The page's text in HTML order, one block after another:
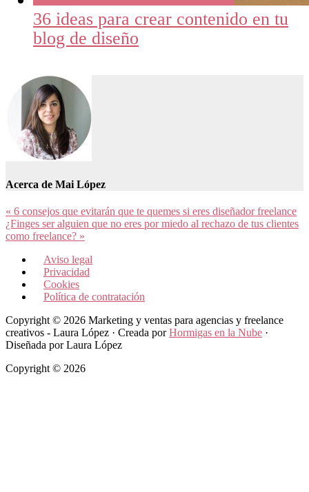
36 ideas para crear contenido en tu
blog de diseño
Acerca de Mai López
Entrada
anterior:
« 6 consejos que evitarán que te quemes si eres diseñador freelance
Siguiente
entrada:
¿Finges ser alguien que no eres por miedo al rechazo de tus clientes
como freelance? »
Aviso legal
Privacidad
Cookies
Política de contratación
Copyright © 2026 Marketing y ventas para agencias y freelance
creativos - Laura López · Creada porHormigas en la Nube ·
Diseñada por Laura López
Copyright © 2026